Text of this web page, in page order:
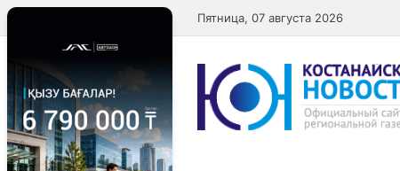
Перейти
к
содержимому
Пятница, 07 августа 2026